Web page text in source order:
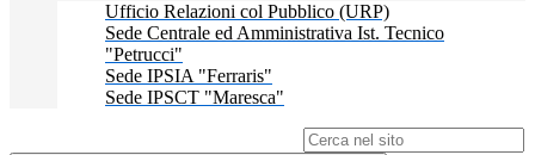
Ufficio Relazioni col Pubblico (URP)
Sede Centrale ed Amministrativa Ist. Tecnico
"Petrucci"
Sede IPSIA "Ferraris"
Sede IPSCT "Maresca"